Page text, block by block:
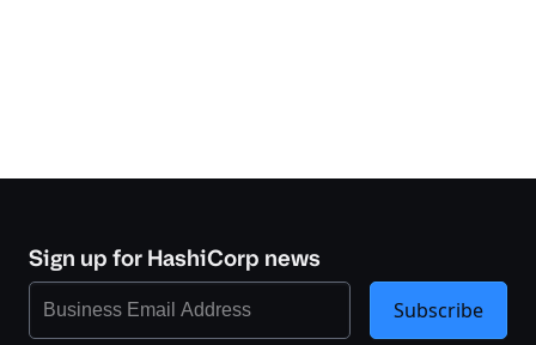
Sign up for HashiCorp news
Subscribe